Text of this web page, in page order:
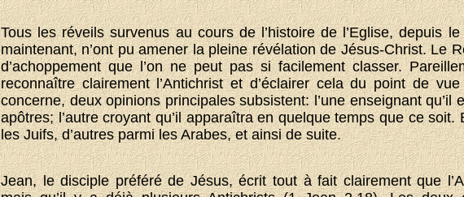
Tous les réveils survenus au cours de l’histoire de l’Eglise, depuis
maintenant, n’ont pu amener la pleine révélation de Jésus-Christ. Le
d’achoppement que l’on ne peut pas si facilement classer.
reconnaître clairement l’Antichrist et d’éclairer cela du point de
concerne, deux opinions principales subsistent: l’une enseignant qu’il
apôtres; l’autre croyant qu’il apparaîtra en quelque temps que ce
les Juifs, d’autres parmi les Arabes, et ainsi de suite.
Jean, le disciple préféré de Jésus, écrit tout à fait clairement que